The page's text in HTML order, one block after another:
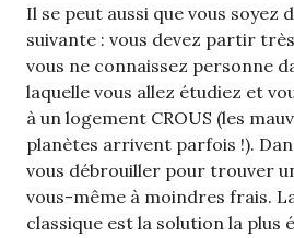
Il se peut aussi que vous soyez
suivante : vous devez partir
vous ne connaissez personne
laquelle vous allez étudiez et
à un logement CROUS (les
planètes arrivent parfois !).
vous débrouiller pour trouver
vous-même à moindres frais.
classique est la solution la plus